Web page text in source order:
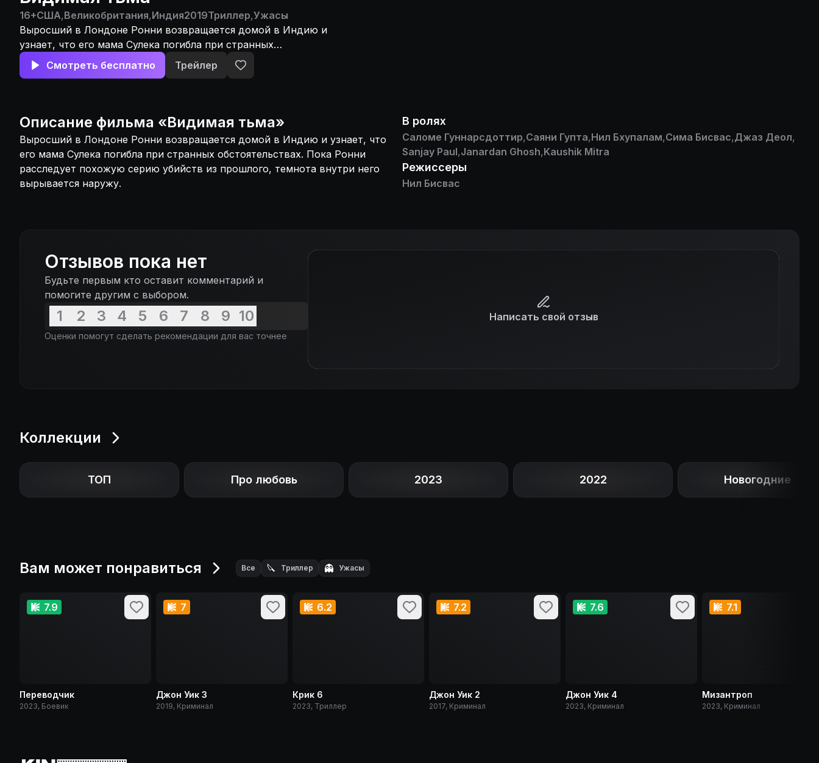
16+США,Великобритания,Индия2019Триллер,Ужасы
Выросший в Лондоне Ронни возвращается домой в Индию и
узнает, что его мама Сулека погибла при странных
обстоятельствах. Пока Ронни расследует похожую серию убийств
из прошлого, темнота внутри него вырывается наружу.
Смотреть бесплатно Трейлер
Описание фильма «Видимая тьма»
Выросший в Лондоне Ронни возвращается домой в Индию и узнает, что
его мама Сулека погибла при странных обстоятельствах. Пока Ронни
расследует похожую серию убийств из прошлого, темнота внутри него
вырывается наружу.
В ролях
Саломе Гуннарсдоттир,Саяни Гупта,Нил Бхупалам,Сима Бисвас,Джаз Деол,
Sanjay Paul,Janardan Ghosh,Kaushik Mitra
Режиссеры
Нил Бисвас
Отзывов пока нет
Будьте первым кто оставит комментарий и
помогите другим с выбором.
1 2 3 4 5 6 7 8 9 10
Оценки помогут сделать рекомендации для вас точнее
Написать свой отзыв
Коллекции
ТОП Про любовь 2023 2022 Новогодние
Вам может понравиться Все 🔪 Триллер 👻 Ужасы
7.9
Переводчик
2023, Боевик
7
Джон Уик 3
2019, Криминал
6.2
Крик 6
2023, Триллер
7.2
Джон Уик 2
2017, Криминал
7.6
Джон Уик 4
2023, Криминал
7.1
Мизантроп
2023, Криминал